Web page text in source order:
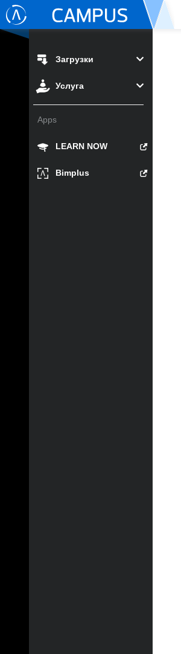
Загрузки
Услуга
Apps
LEARN NOW
Bimplus